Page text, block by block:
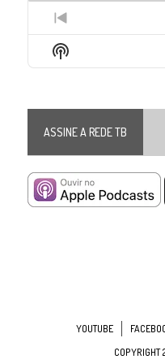
Previous
Episode
Show
Podcast
ASSINE A REDE TB
YOUTUBE